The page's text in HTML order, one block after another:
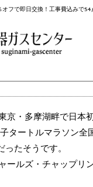
フで即日交換！工事費込みで
京・多摩湖畔で日本
タートルマラソン全
たそうです。
ールズ・チャップリ